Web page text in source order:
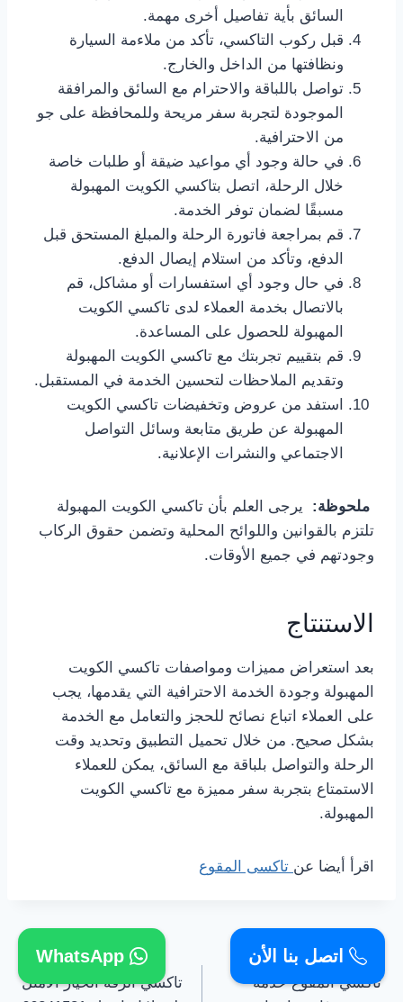
السائق بأية تفاصيل أخرى مهمة.
قبل ركوب التاكسي، تأكد من ملاءمة السيارة
ونظافتها من الداخل والخارج.
تواصل باللباقة والاحترام مع السائق والمرافقة
الموجودة لتجربة سفر مريحة وللمحافظة على جو
من الاحترافية.
في حالة وجود أي مواعيد ضيقة أو طلبات خاصة
خلال الرحلة، اتصل بتاكسي الكويت المهبولة
مسبقًا لضمان توفر الخدمة.
قم بمراجعة فاتورة الرحلة والمبلغ المستحق قبل
الدفع، وتأكد من استلام إيصال الدفع.
في حال وجود أي استفسارات أو مشاكل، قم
بالاتصال بخدمة العملاء لدى تاكسي الكويت
المهبولة للحصول على المساعدة.
قم بتقييم تجربتك مع تاكسي الكويت المهبولة
وتقديم الملاحظات لتحسين الخدمة في المستقبل.
استفد من عروض وتخفيضات تاكسي الكويت
المهبولة عن طريق متابعة وسائل التواصل
الاجتماعي والنشرات الإعلانية.
ملحوظة:
يرجى العلم بأن تاكسي الكويت المهبولة
تلتزم بالقوانين واللوائح المحلية وتضمن حقوق الركاب
وجودتهم في جميع الأوقات.
الاستنتاج
بعد استعراض مميزات ومواصفات تاكسي الكويت
المهبولة وجودة الخدمة الاحترافية التي يقدمها، يجب
على العملاء اتباع نصائح للحجز والتعامل مع الخدمة
بشكل صحيح. من خلال تحميل التطبيق وتحديد وقت
الرحلة والتواصل بلباقة مع السائق، يمكن للعملاء
الاستمتاع بتجربة سفر مميزة مع تاكسي الكويت
المهبولة.
اقرأ أيضا عن تاكسى المقوع
تصفّح
المقالات
السابق
تاكسي المقوع خدمة
التالي
تاكسي الرقة الخيار الامثل
اتصل بنا الأن